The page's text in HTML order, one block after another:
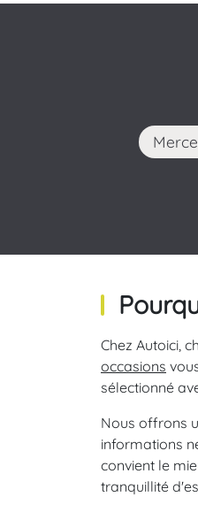
Chez Autoici,
occasions
sélectionné
Nous offrons
informations
convient le
tranquillité